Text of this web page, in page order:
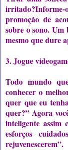
promoção de
sobre o sono.
mesmo que dure
3. Jogue
Todo mundo
conhecer o
quer que eu
quer?” Agora
inteligente assim
esforços
rejuvenescerem”.